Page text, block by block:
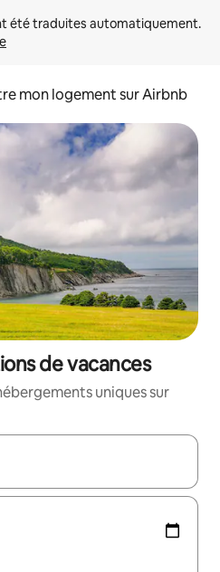
mon logement sur Airbnb
de vacances
uniques sur
utilisez les flèches vers le